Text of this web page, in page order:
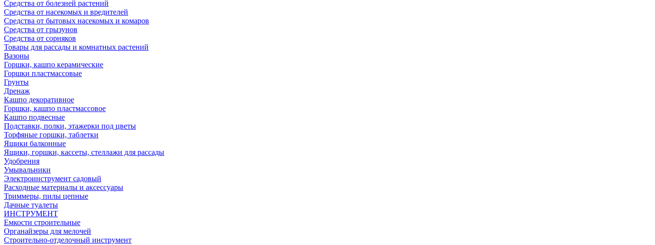
Средства от болезней растений
Средства от насекомых и вредителей
Средства от бытовых насекомых и комаров
Средства от грызунов
Средства от сорняков
Товары для рассады и комнатных растений
Вазоны
Горшки, кашпо керамические
Горшки пластмассовые
Грунты
Дренаж
Кашпо декоративное
Горшки, кашпо пластмассовое
Кашпо подвесные
Подставки, полки, этажерки под цветы
Торфяные горшки, таблетки
Ящики балконные
Ящики, горшки, кассеты, стеллажи для рассады
Удобрения
Умывальники
Электроинструмент садовый
Расходные материалы и аксессуары
Триммеры, пилы цепные
Дачные туалеты
ИНСТРУМЕНТ
Емкости строительные
Органайзеры для мелочей
Строительно-отделочный инструмент